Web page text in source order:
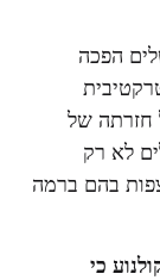
הפכה
חזרתה של
לא רק
בהם ברמה
כי